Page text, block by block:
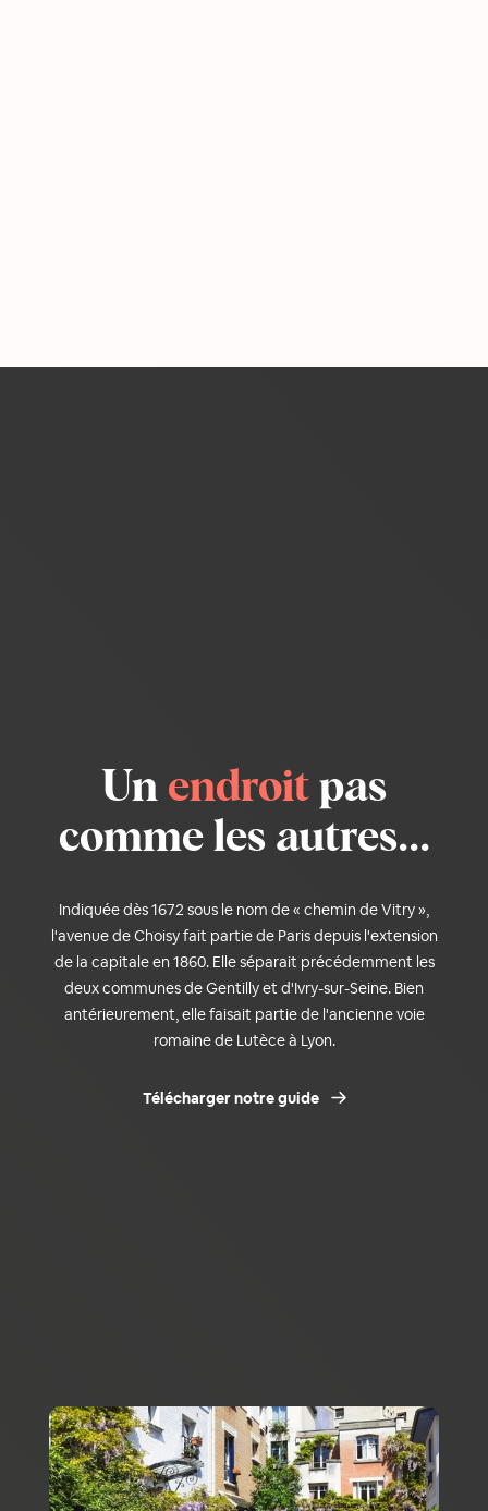
Un endroit pas
comme les autres...
Indiquée dès 1672 sous le nom de « chemin de Vitry »,
l'avenue de Choisy fait partie de Paris depuis l'extension
de la capitale en 1860. Elle séparait précédemment les
deux communes de Gentilly et d'Ivry-sur-Seine. Bien
antérieurement, elle faisait partie de l'ancienne voie
romaine de Lutèce à Lyon.
Télécharger notre guide